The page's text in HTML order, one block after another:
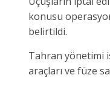
konusu
belirtildi.
Tahran yönetimi
araçları ve füze